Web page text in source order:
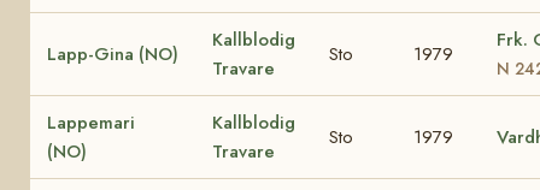
Lapp-Gina (NO)
Kallblodig
Travare
Sto 1979
Frk.
N
Lappemari
(NO)
Kallblodig
Travare
Sto 1979